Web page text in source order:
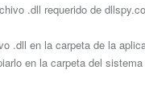
.dll requerido de
.dll en la carpeta de la
en la carpeta del